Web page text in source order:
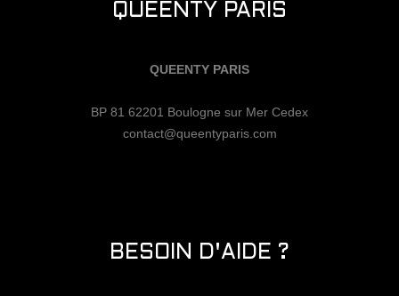
QUEENTY PARIS
QUEENTY PARIS
BP 81 62201 Boulogne sur Mer Cedex
contact@queentyparis.com
BESOIN D'AIDE ?